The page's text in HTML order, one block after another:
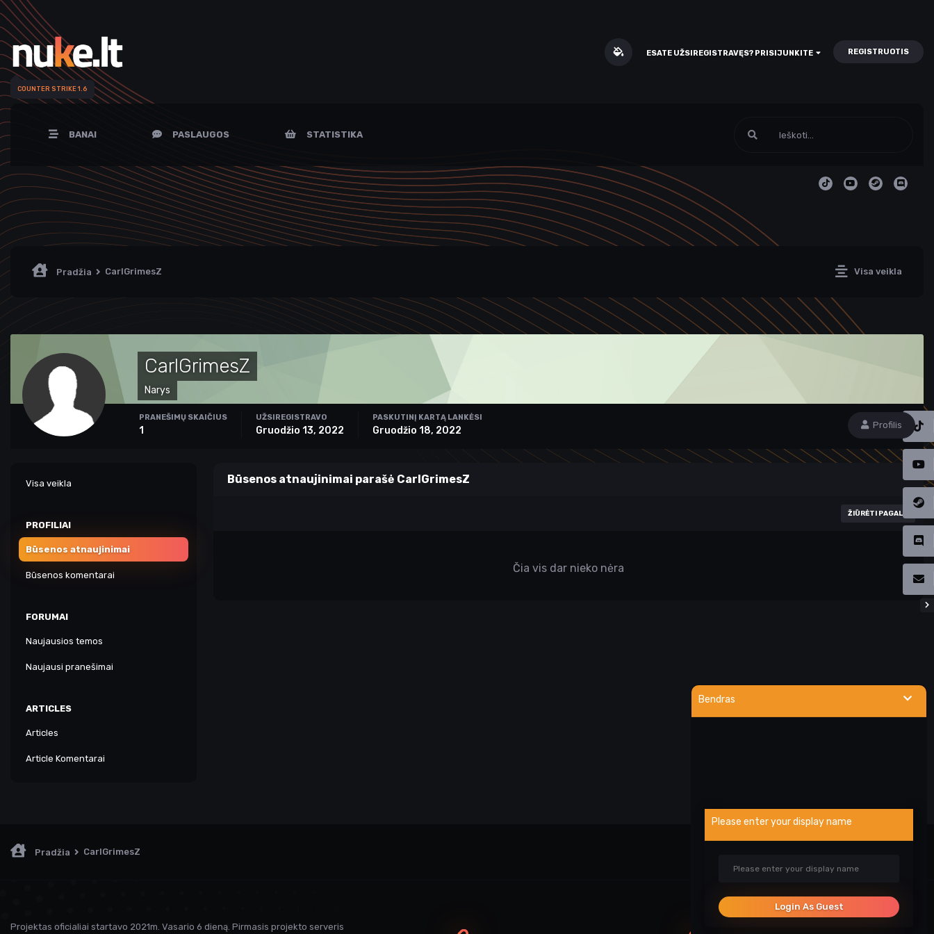
COUNTER STRIKE 1.6
ESATE UŽSIREGISTRAVĘS? PRISIJUNKITE REGISTRUOTIS
BANAI PASLAUGOS STATISTIKA
Visa veikla
Pradžia CarlGrimesZ
CarlGrimesZ
Narys
Profilis
PRANEŠIMŲ SKAIČIUS
1
UŽSIREGISTRAVO
Gruodžio 13, 2022
PASKUTINĮ KARTĄ LANKĖSI
Gruodžio 18, 2022
Visa veikla
PROFILIAI
Būsenos atnaujinimai
Būsenos komentarai
FORUMAI
Naujausios temos
Naujausi pranešimai
ARTICLES
Articles
Article Komentarai
Būsenos atnaujinimai parašė CarlGrimesZ
ŽIŪRĖTI PAGAL
Čia vis dar nieko nėra
Bendras
Please enter your display name
Login As Guest
Pradžia CarlGrimesZ
Projektas oficialiai startavo 2021m. Vasario 6 dieną. Pirmasis projekto serveris